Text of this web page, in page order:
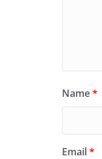
Name*
Email*